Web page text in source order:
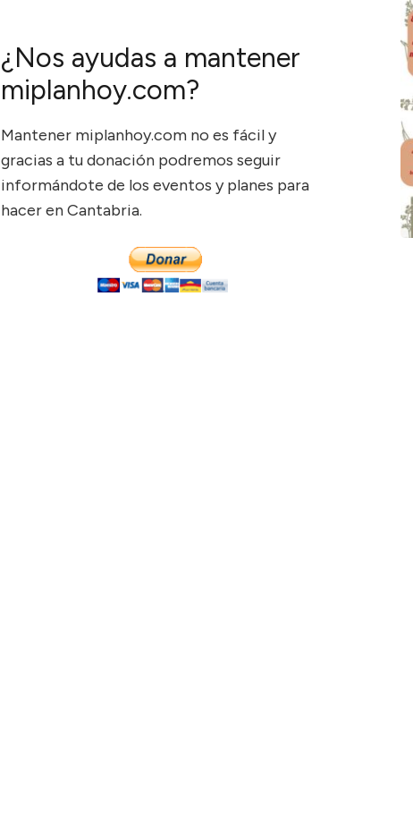
¿Nos ayudas a mantener
miplanhoy.com?
Mantener miplanhoy.com no es fácil y
gracias a tu donación podremos seguir
informándote de los eventos y planes para
hacer en Cantabria.